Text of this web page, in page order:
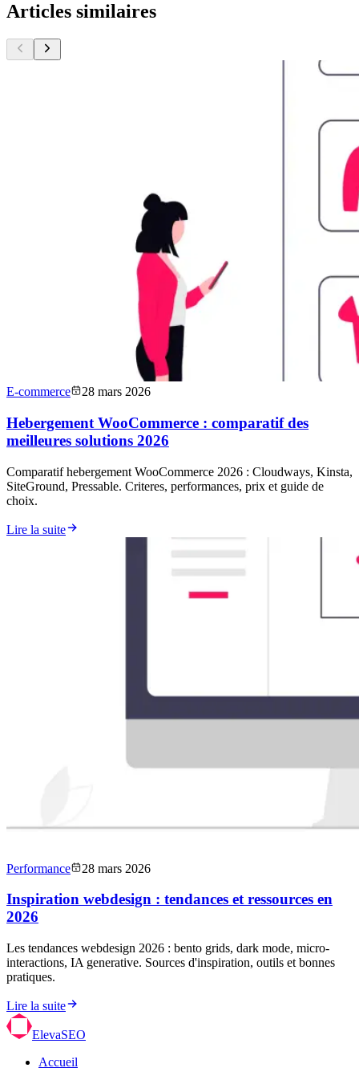
Articles similaires
E-commerce 28 mars 2026
Hebergement WooCommerce : comparatif des
meilleures solutions 2026
Comparatif hebergement WooCommerce 2026 : Cloudways, Kinsta,
SiteGround, Pressable. Criteres, performances, prix et guide de
choix.
Lire la suite
Performance 28 mars 2026
Inspiration webdesign : tendances et ressources en
2026
Les tendances webdesign 2026 : bento grids, dark mode, micro-
interactions, IA generative. Sources d'inspiration, outils et bonnes
pratiques.
Lire la suite
ElevaSEO
Accueil